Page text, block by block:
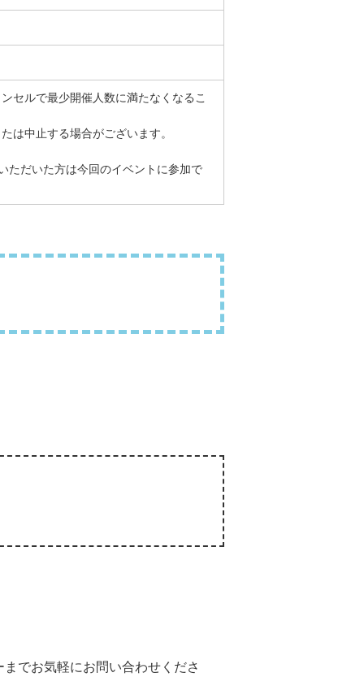
セルで最少開催人数に満たなくなるこ
は中止する場合がございます。
ただいた方は今回のイベントに参加で
でお気軽にお問い合わせくださ